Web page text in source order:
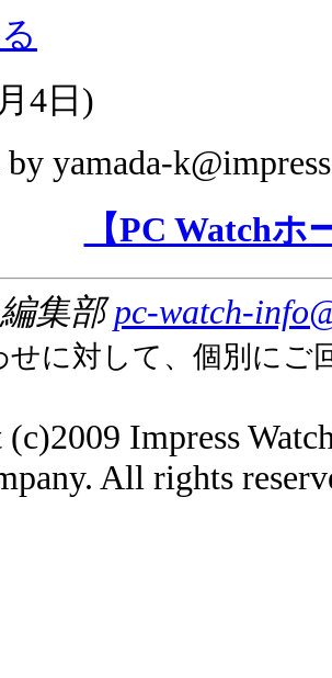
4日 )
by yamada-
【PC Watch
編集部pc-watch-
せに対して、個別にご
Impress
All rights